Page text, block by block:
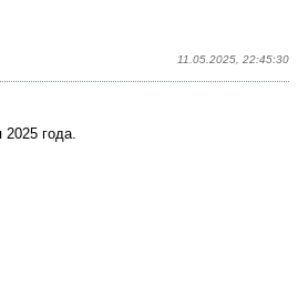
11.05.2025, 22:45:30
2025 года.